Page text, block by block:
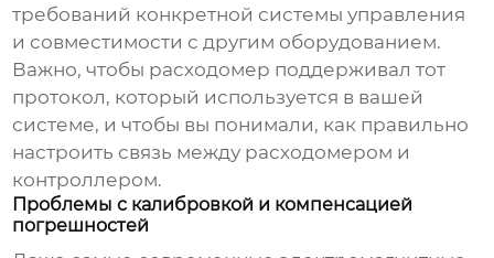
требований конкретной системы управления
и совместимости с другим оборудованием.
Важно, чтобы расходомер поддерживал тот
протокол, который используется в вашей
системе, и чтобы вы понимали, как правильно
настроить связь между расходомером и
контроллером.
Проблемы с калибровкой и компенсацией
погрешностей